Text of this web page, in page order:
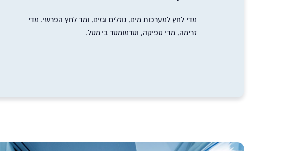
מדי לחץ למערכות מים, נוזלים וגזים, ומד לחץ הפרשי. מדי
זרימה, מדי ספיקה, וטרמומטר בי מטל.